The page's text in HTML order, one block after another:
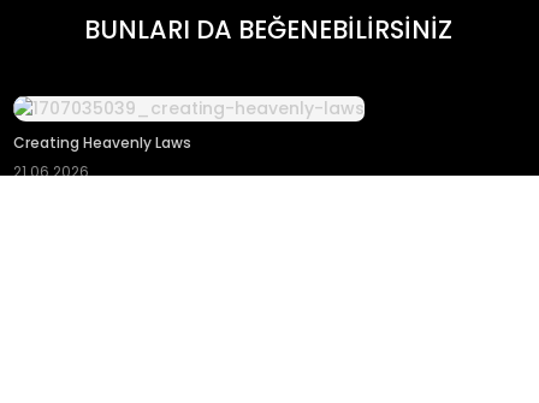
BUNLARI DA BEĞENEBİLİRSİNİZ
Creating Heavenly Laws
21.06.2026